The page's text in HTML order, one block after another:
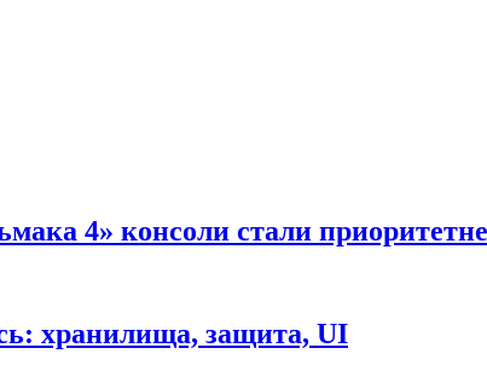
4» консоли стали
хранилища, защита, UI